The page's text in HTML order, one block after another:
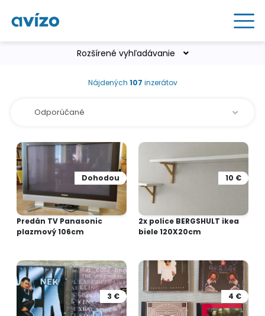
Rozšírené vyhľadávanie
Nájdených 107 inzerátov
Dohodou
Predán TV Panasonic
plazmový 106cm
10 €
2x police BERGSHULT ikea
biele 120X20cm
3 € 4 €